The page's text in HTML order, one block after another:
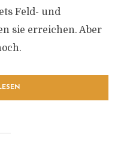
Feld- und
sie erreichen. Aber